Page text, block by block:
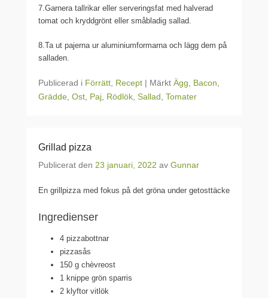
7.Garnera tallrikar eller serveringsfat med halverad
tomat och kryddgrönt eller småbladig sallad.
8.Ta ut pajerna ur aluminiumformarna och lägg dem på
salladen.
Publicerad i Förrätt Recept | Märkt Ägg Bacon
Grädde Ost Paj Rödlök Sallad Tomater
Grillad pizza
Publicerat den 23 januari, 2022 av Gunnar
En grillpizza med fokus på det gröna under getosttäcke
Ingredienser
4 pizzabottnar
pizzasås
150 g chèvreost
1 knippe grön sparris
2 klyftor vitlök